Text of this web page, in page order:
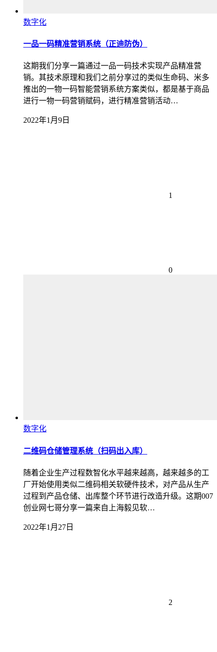
数字化
一品一码精准营销系统（正迪防伪）
这期我们分享一篇通过一品一码技术实现产品精准营
销。其技术原理和我们之前分享过的类似生命码、米多
推出的一物一码智能营销系统方案类似，都是基于商品
进行一物一码营销赋码，进行精准营销活动…
2022年1月9日
1
0
数字化
二维码仓储管理系统（扫码出入库）
随着企业生产过程数智化水平越来越高，越来越多的工
厂开始使用类似二维码相关软硬件技术，对产品从生产
过程到产品仓储、出库整个环节进行改造升级。这期007
创业网七哥分享一篇来自上海毅见软…
2022年1月27日
2